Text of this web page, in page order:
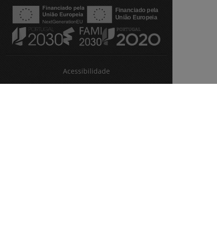
Acessibilidade